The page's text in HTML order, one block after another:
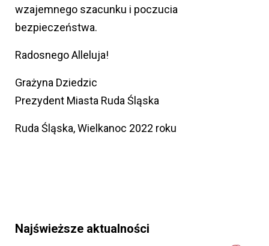
wzajemnego szacunku i poczucia
bezpieczeństwa.
Radosnego Alleluja!
Grażyna Dziedzic
Prezydent Miasta Ruda Śląska
Ruda Śląska, Wielkanoc 2022 roku
Najświeższe aktualności